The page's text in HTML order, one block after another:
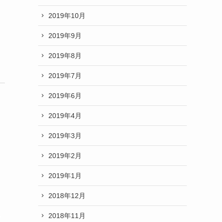
2019年10月
2019年9月
2019年8月
2019年7月
2019年6月
2019年4月
2019年3月
2019年2月
2019年1月
2018年12月
2018年11月